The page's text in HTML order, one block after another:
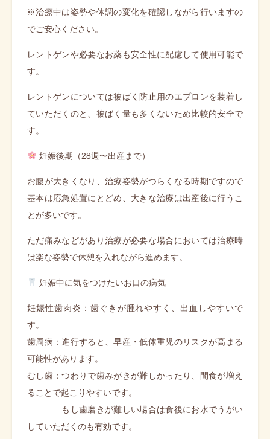
※治療中は姿勢や体調の変化を確認しながら行いますの
でご安心ください。
レントゲンや必要なお薬も安全性に配慮して使用可能で
す。
レントゲンについては被ばく防止用のエプロンを装着し
ていただくのと、被ばく量も多くないため比較的安全で
す。
妊娠後期（28週〜出産まで）
お腹が大きくなり、治療姿勢がつらくなる時期ですので
基本は応急処置にとどめ、大きな治療は出産後に行うこ
とが多いです。
ただ痛みなどがあり治療が必要な場合においては治療時
は楽な姿勢で休憩を入れながら進めます。
妊娠中に気をつけたいお口の病気
妊娠性歯肉炎：歯ぐきが腫れやすく、出血しやすいで
す。
歯周病：進行すると、早産・低体重児のリスクが高まる
可能性があります。
むし歯：つわりで歯みがきが難しかったり、間食が増え
ることで起こりやすいです。
もし歯磨きが難しい場合は食後にお水でうがい
していただくのも有効です。